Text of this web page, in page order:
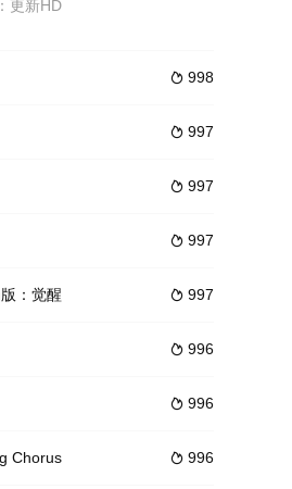
茶屋等地。「櫻之井」敘述一
和女儿搬到了镇上的另一个地方，在那里
耻大辱。他从此成了一个害怕工作、混吃
更新HD
 998
 997
 997
 997
 997
：觉醒
 996
 996
 996
Chorus